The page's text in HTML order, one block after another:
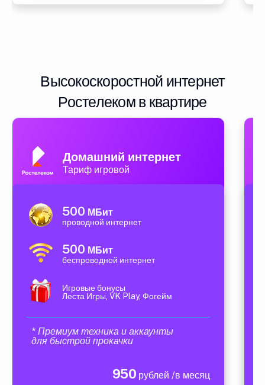
Высокоскоростной интернет
Ростелеком в квартире
Домашний интернет
Тариф игровой
500 МБит
проводной интернет
500 МБит
беспроводной интернет
Игровые бонусы
Леста Игры, VK Play, Фогейм
* Премиум техника и аккаунты
для быстрой прокачки
950 рублей /в месяц